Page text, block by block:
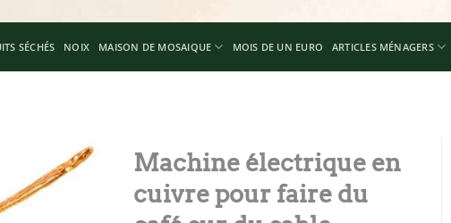
SÉCHÉS NOIX MAISON DE MOSAIQUE MOIS DE UN EURO ARTICLES MÉNAGERS
Machine électrique en
cuivre pour faire du